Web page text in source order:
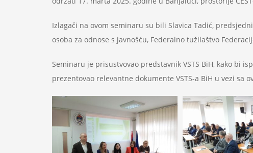
Izlagači na ovom seminaru su bili Slavica Tadić,
osoba za odnose s javnošću, Federalno tužilaštvo
Seminaru je prisustvovao predstavnik VSTS BiH, kako bi
prezentovao relevantne dokumente VSTS-a BiH u vezi sa